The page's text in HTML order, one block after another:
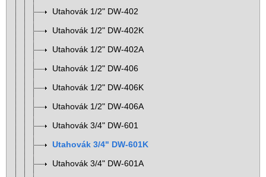
Utahovák 1/2" DW-402
Utahovák 1/2" DW-402K
Utahovák 1/2" DW-402A
Utahovák 1/2" DW-406
Utahovák 1/2" DW-406K
Utahovák 1/2" DW-406A
Utahovák 3/4" DW-601
Utahovák 3/4" DW-601K
Utahovák 3/4" DW-601A